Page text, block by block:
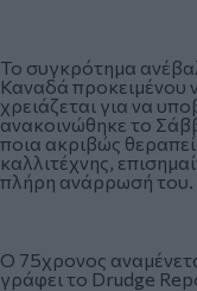
Το συγκρότημα
Καναδά προκειμένου
χρειάζεται για να
ανακοινώθηκε το
ποια ακριβώς
καλλιτέχνης,
πλήρη ανάρρωσή του.
Ο 75χρονος
γράφει το Drudge